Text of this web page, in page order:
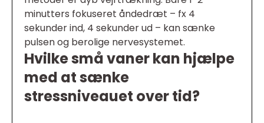
minutters fokuseret åndedræt – fx 4
sekunder ind, 4 sekunder ud – kan sænke
pulsen og berolige nervesystemet.
Hvilke små vaner kan hjælpe
med at sænke
stressniveauet over tid?